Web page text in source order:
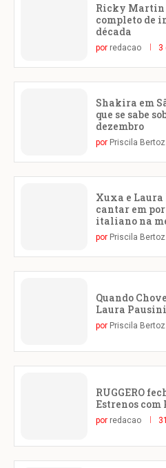
Ricky Martin
completo de
década
por redacao 3
Shakira em
que se sabe
dezembro
por Priscila
Xuxa e Laura
cantar em
italiano na
por Priscila
Quando
Laura
por Priscila
RUGGERO
Estrenos com
por redacao